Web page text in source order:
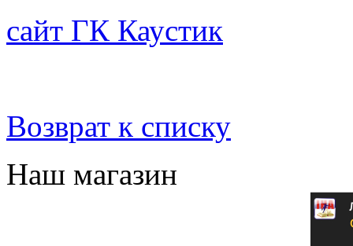
сайт ГК Каустик
Возврат к списку
Наш магазин